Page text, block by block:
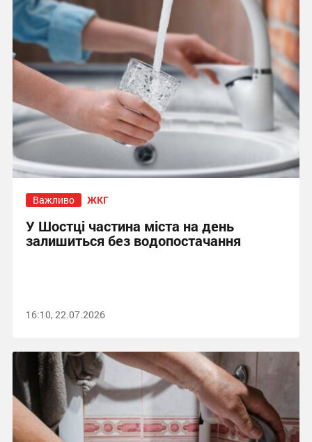
Важливо ЖКГ
У Шостці частина міста на день
залишиться без водопостачання
16:10, 22.07.2026